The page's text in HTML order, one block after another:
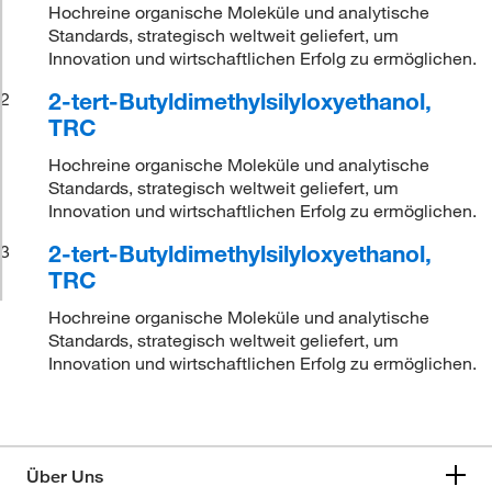
Hochreine organische Moleküle und analytische
Standards, strategisch weltweit geliefert, um
Innovation und wirtschaftlichen Erfolg zu ermöglichen.
2
2-tert-Butyldimethylsilyloxyethanol,
TRC
Hochreine organische Moleküle und analytische
Standards, strategisch weltweit geliefert, um
Innovation und wirtschaftlichen Erfolg zu ermöglichen.
3
2-tert-Butyldimethylsilyloxyethanol,
TRC
Hochreine organische Moleküle und analytische
Standards, strategisch weltweit geliefert, um
Innovation und wirtschaftlichen Erfolg zu ermöglichen.
Über Uns